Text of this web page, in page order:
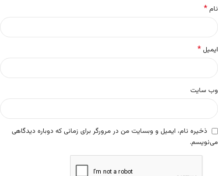
نام*
ایمیل*
وب‌ سایت
ذخیره نام، ایمیل و وبسایت من در مرورگر برای زمانی که دوباره دیدگاهی
می‌نویسم.